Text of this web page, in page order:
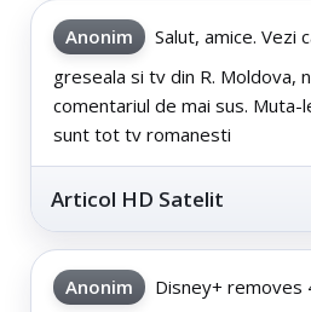
Anonim
Salut, amice. Vezi
greseala si tv din R. Moldova,
comentariul de mai sus.
sunt tot tv romanesti
Articol HD Satelit
Anonim
Disney+ removes